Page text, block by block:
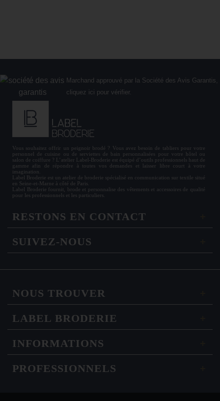
Marchand approuvé par la Société des Avis Garantis,
cliquez ici pour vérifier.
Vous souhaitez offrir un peignoir brodé ? Vous avez besoin de tabliers pour votre
personnel de cuisine ou de serviettes de bain personnalisées pour votre hôtel ou
salon de coiffure ? L’atelier Label-Broderie est équipé d’outils professionnels haut de
gamme afin de répondre à toutes vos demandes et laisser libre court à votre
imagination.
Label Broderie est un atelier de broderie spécialisé en communication sur textile situé
en Seine-et-Marne à côté de Paris.
Label Broderie fournit, brode et personnalise des vêtements et accessoires de qualité
pour les professionnels et les particuliers.
RESTONS EN CONTACT
SUIVEZ-NOUS
NOUS TROUVER
LABEL BRODERIE
INFORMATIONS
PROFESSIONNELS